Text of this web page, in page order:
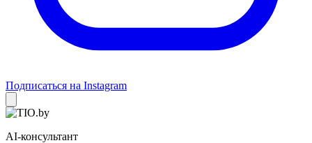
Подписаться на Instagram
AI-консультант